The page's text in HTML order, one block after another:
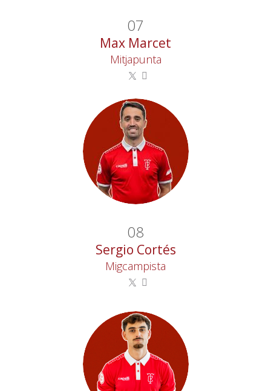
07
Max Marcet
Mitjapunta
08
Sergio Cortés
Migcampista